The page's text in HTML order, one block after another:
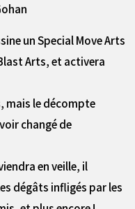
un Special Move Arts
Arts, et activera
mais le décompte
changé de
en veille, il
dégâts infligés par les